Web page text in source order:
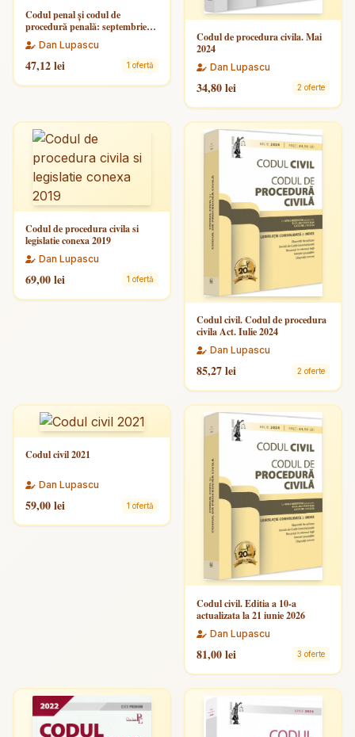
Codul penal și codul de
procedură penală: septembrie
2025 - Universul Juridic
Dan Lupascu
47,12 lei 1 ofertă
Codul de procedura civila. Mai
2024
Dan Lupascu
34,80 lei 2 oferte
Codul de procedura civila si
legislatie conexa 2019
Dan Lupascu
69,00 lei 1 ofertă
Codul civil. Codul de procedura
civila Act. Iulie 2024
Dan Lupascu
85,27 lei 2 oferte
Codul civil 2021
Dan Lupascu
59,00 lei 1 ofertă
Codul civil. Editia a 10-a
actualizata la 21 iunie 2026
Dan Lupascu
81,00 lei 3 oferte